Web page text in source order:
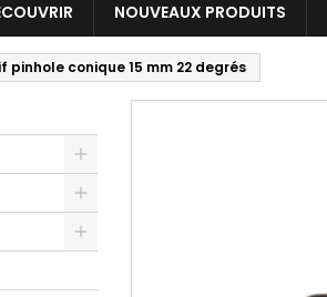
NOUVEAUX PRODUITS
pinhole conique 15 mm 22 degrés